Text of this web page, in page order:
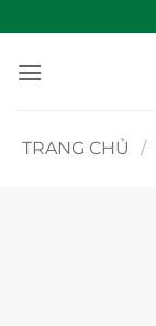
qua
nội
TRANG CHỦ /